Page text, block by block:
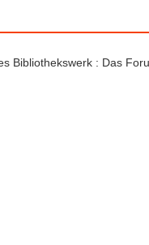
Bibliothekswerk : Das